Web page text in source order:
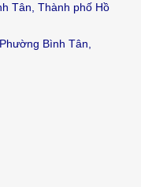
Tân, Thành phố Hồ
Bình Tân,